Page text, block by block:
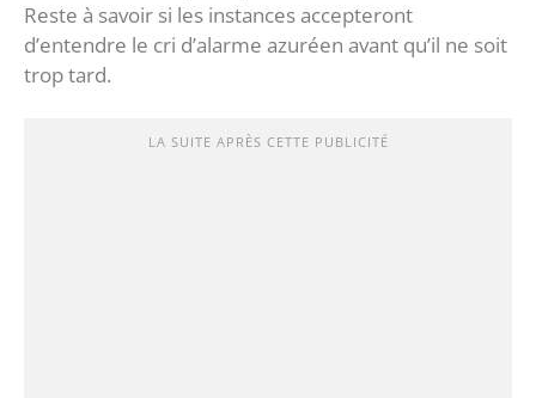
Reste à savoir si les instances accepteront
d’entendre le cri d’alarme azuréen avant qu’il ne soit
trop tard.
LA SUITE APRÈS CETTE PUBLICITÉ